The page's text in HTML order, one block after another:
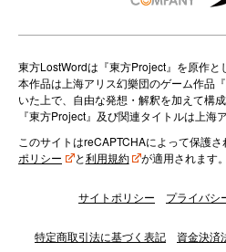
o
n
東方LostWordは『東方Project』を原作と
本作品は上海アリス幻樂団のゲーム作品
いた上で、自由な発想・解釈を加えて構成
『東方Project』及び関連タイトルは上海
このサイトはreCAPTCHAによって保護
ポリシー
と利用規約 が適用されます。
サイトポリシー プライバシ
特定商取引法に基づく表記 資金決済